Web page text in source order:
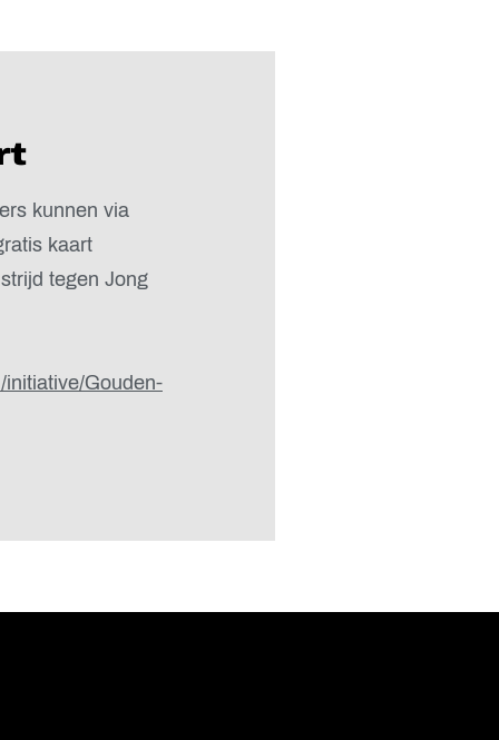
kunnen via
kaart
tegen Jong
Gouden-